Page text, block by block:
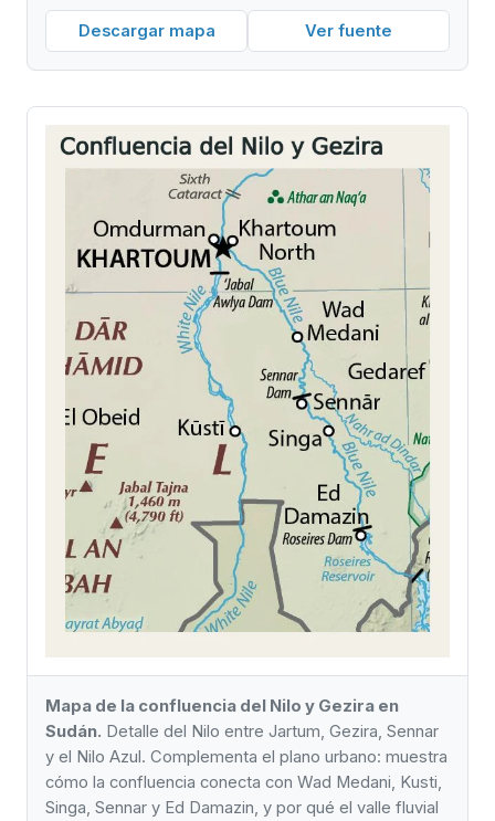
Descargar mapa Ver fuente
Mapa de la confluencia del Nilo y Gezira en
Sudán. Detalle del Nilo entre Jartum, Gezira, Sennar
y el Nilo Azul. Complementa el plano urbano: muestra
cómo la confluencia conecta con Wad Medani, Kusti,
Singa, Sennar y Ed Damazin, y por qué el valle fluvial